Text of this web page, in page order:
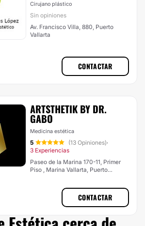
Cirujano plástico
Sin opiniones
Av. Francisco Villa, 880, Puerto
Vallarta
CONTACTAR
ARTSTHETIK BY DR.
GABO
Medicina estética
5 (13 Opiniones)·
3 Experiencias
Paseo de la Marina 170-11, Primer
Piso , Marina Vallarta, Puerto
CONTACTAR